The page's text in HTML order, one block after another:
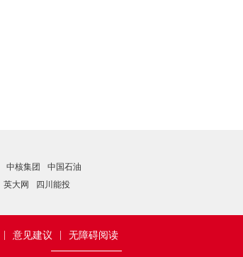
中核集团
中国石油
英大网 四川能投
无障碍阅读
意见建议